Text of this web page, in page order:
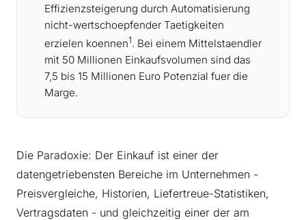
Effizienzsteigerung durch Automatisierung
nicht-wertschoepfender Taetigkeiten
erzielen koennen1. Bei einem Mittelstaendler
mit 50 Millionen Einkaufsvolumen sind das
7,5 bis 15 Millionen Euro Potenzial fuer die
Marge.
Die Paradoxie: Der Einkauf ist einer der
datengetriebensten Bereiche im Unternehmen -
Preisvergleiche, Historien, Liefertreue-Statistiken,
Vertragsdaten - und gleichzeitig einer der am